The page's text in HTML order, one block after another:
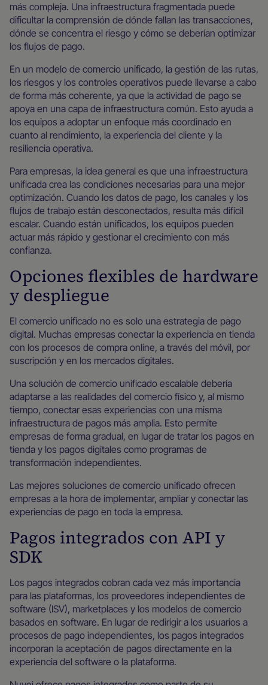
más compleja. Una infraestructura fragmentada puede
dificultar la comprensión de dónde fallan las transacciones,
dónde se concentra el riesgo y cómo se deberían optimizar
los flujos de pago.
En un modelo de comercio unificado, la gestión de las rutas,
los riesgos y los controles operativos puede llevarse a cabo
de forma más coherente, ya que la actividad de pago se
apoya en una capa de infraestructura común. Esto ayuda a
los equipos a adoptar un enfoque más coordinado en
cuanto al rendimiento, la experiencia del cliente y la
resiliencia operativa.
Para empresas, la idea general es que una infraestructura
unificada crea las condiciones necesarias para una mejor
optimización. Cuando los datos de pago, los canales y los
flujos de trabajo están desconectados, resulta más difícil
escalar. Cuando están unificados, los equipos pueden
actuar más rápido y gestionar el crecimiento con más
confianza.
Opciones flexibles de hardware
y despliegue
El comercio unificado no es solo una estrategia de pago
digital. Muchas empresas conectar la experiencia en tienda
con los procesos de compra online, a través del móvil, por
suscripción y en los mercados digitales.
Una solución de comercio unificado escalable debería
adaptarse a las realidades del comercio físico y, al mismo
tiempo, conectar esas experiencias con una misma
infraestructura de pagos más amplia. Esto permite
empresas de forma gradual, en lugar de tratar los pagos en
tienda y los pagos digitales como programas de
transformación independientes.
Las mejores soluciones de comercio unificado ofrecen
empresas a la hora de implementar, ampliar y conectar las
experiencias de pago en toda la empresa.
Pagos integrados con API y
SDK
Los pagos integrados cobran cada vez más importancia
para las plataformas, los proveedores independientes de
software (ISV), marketplaces y los modelos de comercio
basados en software. En lugar de redirigir a los usuarios a
procesos de pago independientes, los pagos integrados
incorporan la aceptación de pagos directamente en la
experiencia del software o la plataforma.